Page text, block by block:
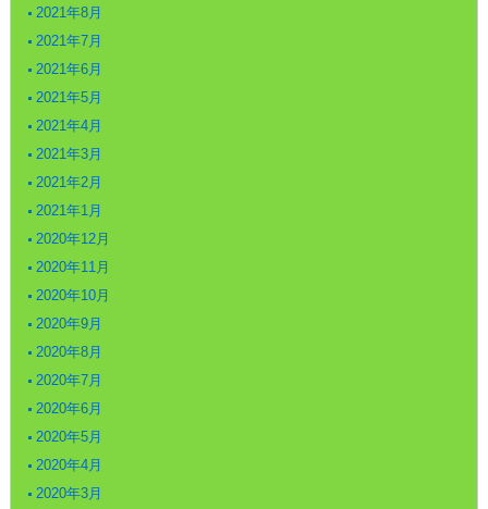
2021年8月
2021年7月
2021年6月
2021年5月
2021年4月
2021年3月
2021年2月
2021年1月
2020年12月
2020年11月
2020年10月
2020年9月
2020年8月
2020年7月
2020年6月
2020年5月
2020年4月
2020年3月